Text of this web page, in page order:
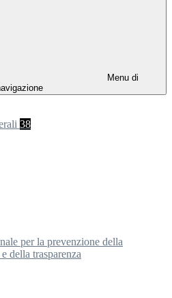
Menu di
38
per la prevenzione della
della trasparenza